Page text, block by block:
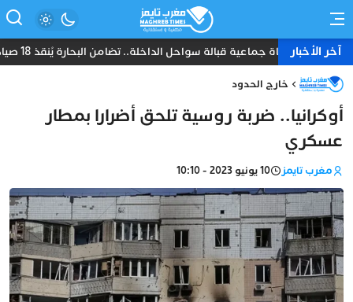
آخر الأخبارنجاة جماعية قبالة سواحل الداخلة.. تضامن البحارة يُنقذ 18 صياداً من غرق مركب “أمانة”
خارج الحدود
أوكرانيا.. ضربة روسية تلحق أضرارا بمطار
عسكري
مغرب تايمز 10 يونيو 2023 - 10:10